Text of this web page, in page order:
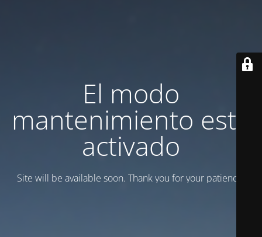
El modo
mantenimiento está
activado
Site will be available soon. Thank you for your patience!